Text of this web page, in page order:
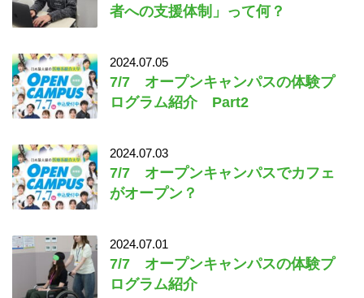
者への支援体制」って何？
2024.07.05
7/7 オープンキャンパスの体験プ
ログラム紹介 Part2
2024.07.03
7/7 オープンキャンパスでカフェ
がオープン？
2024.07.01
7/7 オープンキャンパスの体験プ
ログラム紹介